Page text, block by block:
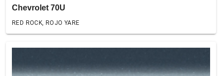
Chevrolet 70U
RED ROCK, ROJO YARE